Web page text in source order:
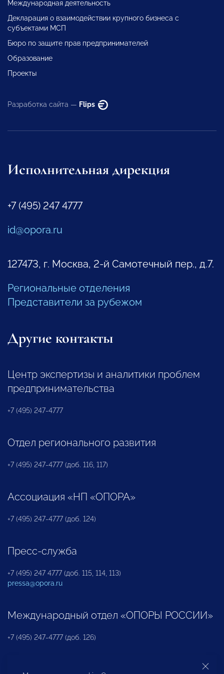
Международная деятельность
Декларация о взаимодействии крупного бизнеса с
субъектами МСП
Бюро по защите прав предпринимателей
Образование
Проекты
Разработка сайта — Flips
Исполнительная дирекция
+7 (495) 247 4777
id@opora.ru
127473, г. Москва, 2-й Самотечный пер., д.7.
Региональные отделения
Представители за рубежом
Другие контакты
Центр экспертизы и аналитики проблем
предпринимательства
+7 (495) 247-4777
Отдел регионального развития
+7 (495) 247-4777 (доб. 116, 117)
Ассоциация «НП «ОПОРА»
+7 (495) 247-4777 (доб. 124)
Пресс-служба
+7 (495) 247 4777 (доб. 115, 114, 113)
pressa@opora.ru
Международный отдел «ОПОРЫ РОССИИ»
+7 (495) 247-4777 (доб. 126)
Бюро по защите прав предпринимателей и